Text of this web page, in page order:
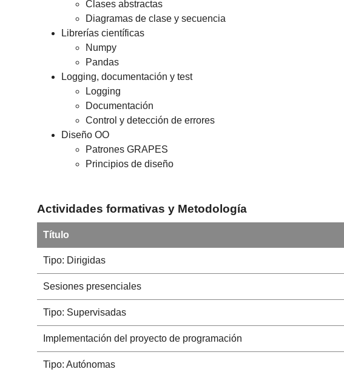
Clases abstractas
Diagramas de clase y secuencia
Librerías científicas
Numpy
Pandas
Logging, documentación y test
Logging
Documentación
Control y detección de errores
Diseño OO
Patrones GRAPES
Principios de diseño
Actividades formativas y Metodología
Título
Tipo: Dirigidas
Sesiones presenciales
Tipo: Supervisadas
Implementación del proyecto de programación
Tipo: Autónomas